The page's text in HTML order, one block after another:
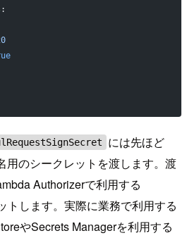
:
には先ほど
用のシークレットを渡します。渡
Authorizerで利用する
トします。実際に業務で利用する
やSecrets Managerを利用する